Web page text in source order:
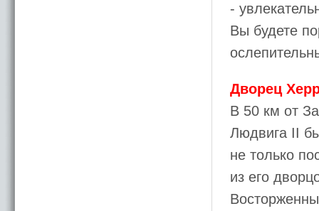
-
Вы будете
Дворец
В 50 км от
Людвига II
не только
из его